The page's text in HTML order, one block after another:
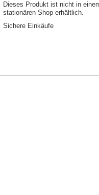
Dieses Produkt ist nicht in
stationären Shop erhältlich.
Sichere Einkäufe